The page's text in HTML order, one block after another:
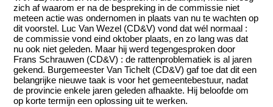
zich af waarom er na de bespreking in de commissie niet
meteen actie was ondernomen in plaats van nu te wachten op
dit voorstel. Luc Van Wezel (CD&V) vond dat wél normaal :
de commissie vond eind oktober plaats, en zo lang was dat
nu ook niet geleden. Maar hij werd tegengesproken door
Frans Schrauwen (CD&V) : de rattenproblematiek is al jaren
gekend. Burgemeester Van Tichelt (CD&V) gaf toe dat dit een
belangrijke nieuwe taak is voor het gemeentebestuur, nadat
de provincie enkele jaren geleden afhaakte. Hij beloofde om
op korte termijn een oplossing uit te werken.